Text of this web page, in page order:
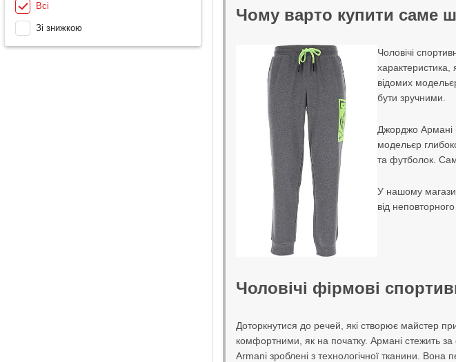
Всі
Зі знижкою
Чому варто купити саме
Чоловічі
характеристика,
відомих
бути зручними.
Джорджо Армані
модельєр
та футболок.
У нашому
від
Чоловічі фірмові
Доторкнутися до речей, які створює майстер
комфортними, як на початку. Армані стежить за
Armani зроблені з технологічної тканини.